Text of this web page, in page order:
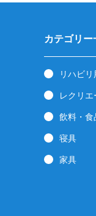
カテゴリー
リハビリ
レクリ
飲料・食
寝具
家具